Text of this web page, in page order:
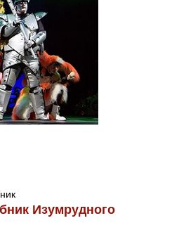
Изумрудного